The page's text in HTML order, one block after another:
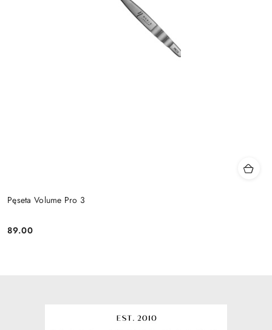
Pęseta Volume Pro 3
Cena:
89.00